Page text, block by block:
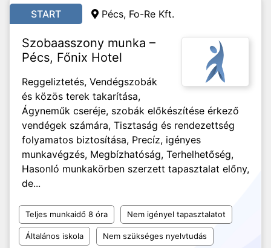
START Pécs, Fo-Re Kft.
Szobaasszony munka –
Pécs, Főnix Hotel
Reggeliztetés, Vendégszobák
és közös terek takarítása,
Ágyneműk cseréje, szobák előkészítése érkező
vendégek számára, Tisztaság és rendezettség
folyamatos biztosítása, Precíz, igényes
munkavégzés, Megbízhatóság, Terhelhetőség,
Hasonló munkakörben szerzett tapasztalat előny,
de...
Teljes munkaidő 8 óra Nem igényel tapasztalatot
Általános iskola Nem szükséges nyelvtudás